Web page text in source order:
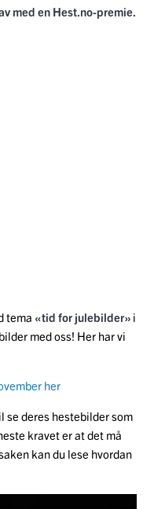
med en Hest.no-premie.
tema «tid for julebilder» i
med oss! Her har vi
her
se deres hestebilder som
kravet er at det må
kan du lese hvordan